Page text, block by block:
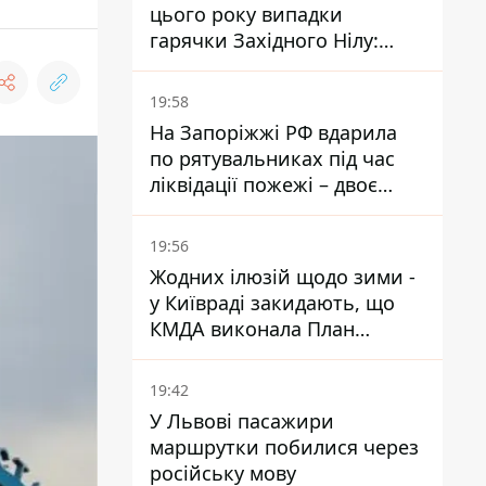
цього року випадки
гарячки Західного Нілу:
двоє людей заразилися
після укусів комарів
19:58
На Запоріжжі РФ вдарила
по рятувальниках під час
ліквідації пожежі – двоє
поранених
19:56
Жодних ілюзій щодо зими -
у Київраді закидають, що
КМДА виконала План
стійкості на 20%
19:42
У Львові пасажири
маршрутки побилися через
російську мову